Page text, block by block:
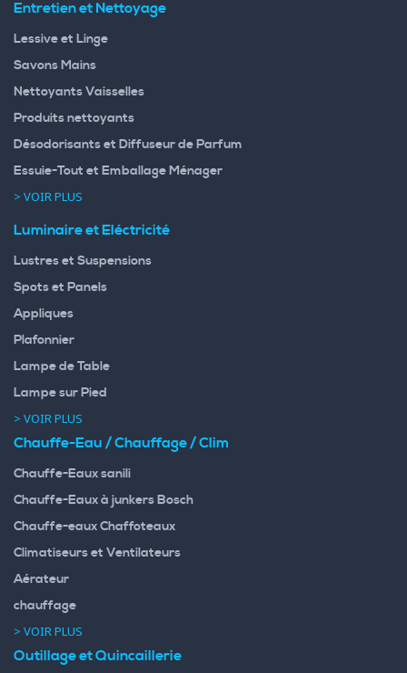
Entretien et Nettoyage
Lessive et Linge
Savons Mains
Nettoyants Vaisselles
Produits nettoyants
Désodorisants et Diffuseur de Parfum
Essuie-Tout et Emballage Ménager
> VOIR PLUS
Luminaire et Eléctricité
Lustres et Suspensions
Spots et Panels
Appliques
Plafonnier
Lampe de Table
Lampe sur Pied
> VOIR PLUS
Chauffe-Eau / Chauffage / Clim
Chauffe-Eaux sanili
Chauffe-Eaux à junkers Bosch
Chauffe-eaux Chaffoteaux
Climatiseurs et Ventilateurs
Aérateur
chauffage
> VOIR PLUS
Outillage et Quincaillerie